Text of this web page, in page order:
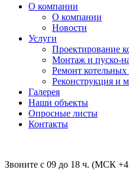
О компании
О компании
Новости
Услуги
Проектирование
Монтаж и пуско-
Ремонт
Реконструкция и
Галерея
Наши объекты
Опросные листы
Контакты
Звоните с 09 до 18 ч. (МСК